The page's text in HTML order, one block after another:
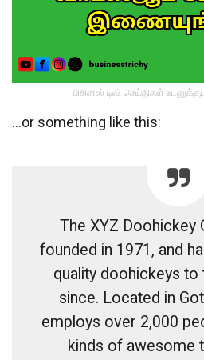
பிசினஸ் டிவி செய்திகள்
…or something like this:
The XYZ Doohickey
founded in 1971, and
quality doohickeys to
since. Located in
employs over 2,000
kinds of awesome